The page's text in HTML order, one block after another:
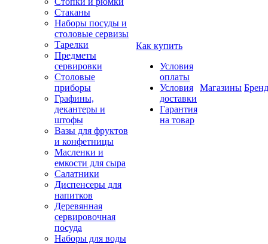
Стаканы
Наборы посуды и
столовые сервизы
Тарелки
Предметы
сервировки
Столовые
приборы
Графины,
декантеры и
штофы
Вазы для фруктов
и конфетницы
Масленки и
емкости для сыра
Салатники
Диспенсеры для
напитков
Деревянная
сервировочная
посуда
Наборы для воды
Как купить
Условия
оплаты
Условия
доставки
Гарантия
на товар
Магазины